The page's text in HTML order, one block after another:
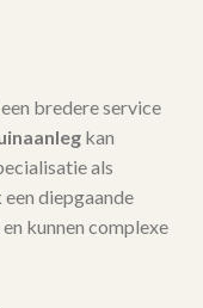
bredere service
kan
als
diepgaande
kunnen complexe